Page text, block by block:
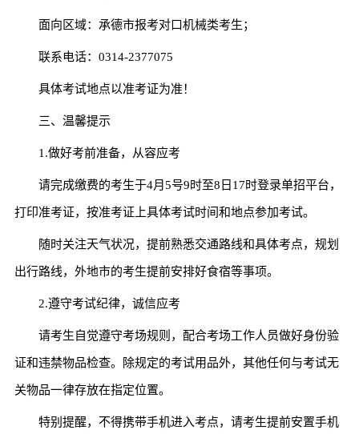
面向区域：承德市报考对口机械类考生；
联系电话：0314-2377075
具体考试地点以准考证为准！
三、温馨提示
1.做好考前准备，从容应考
请完成缴费的考生于4月5号9时至8日17时登录单招平台，
打印准考证，按准考证上具体考试时间和地点参加考试。
随时关注天气状况，提前熟悉交通路线和具体考点，规划
出行路线，外地市的考生提前安排好食宿等事项。
2.遵守考试纪律，诚信应考
请考生自觉遵守考场规则，配合考场工作人员做好身份验
证和违禁物品检查。除规定的考试用品外，其他任何与考试无
关物品一律存放在指定位置。
特别提醒，不得携带手机进入考点，请考生提前安置手机